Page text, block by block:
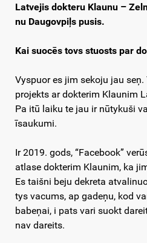
Latvejis dokteru Klaunu –
nu Daugovpiļs pusis.
Kai suocēs tovs stuosts par
Vyspuor es jim sekoju jau
projekts ar dokterim Klaunim
Pa itū laiku te jau ir nūtykuši
īsaukumi.
Ir 2019. gods, “Facebook”
atlase dokterim Klaunim, ka
Es taišni beju dekreta
tys vacums, ap gadeņu, kod
babeņai, i pats vari suokt
nav dareits.